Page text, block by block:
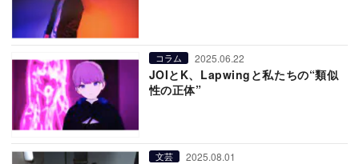
コラム 2025.06.22
JOIとK、Lapwingと私たちの“類似
性の正体”
文芸 2025.08.01